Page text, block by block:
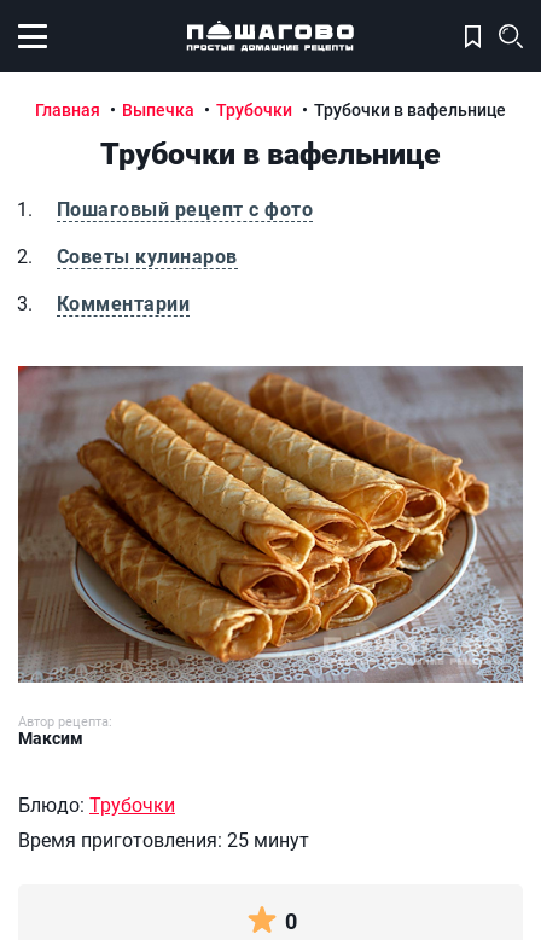
Открыть меню
Главная Выпечка Трубочки Трубочки в вафельнице
Трубочки в вафельнице
Пошаговый рецепт с фото
Советы кулинаров
Комментарии
Трубочки в вафельнице
Автор рецепта:
Максим
Блюдо: Трубочки
Время приготовления: 25 минут
0